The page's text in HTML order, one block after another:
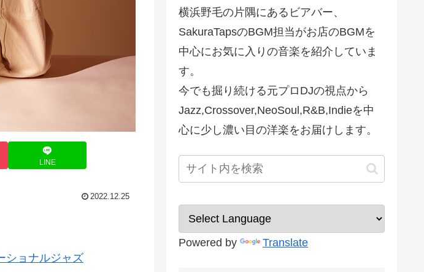
LINE
2022.12.25
横浜野毛の片隅にあるビアバー、
SakuraTapsのBGM担当がお店のBGMを
中心にお気に入りの音楽を紹介していま
す。
今でも掘り続ける元プロDJの視点から
Jazz,Crossover,NeoSoul,R&B,Indieを中
心に少し濃い目の洋楽をお届けします。
Powered by Translate